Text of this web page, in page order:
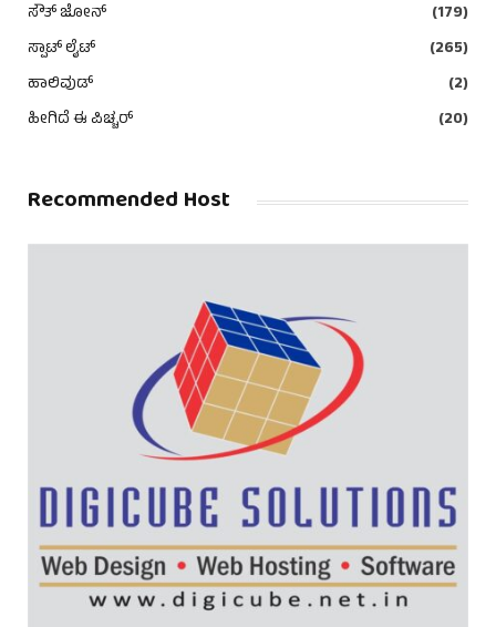
ಸೌತ್ ಜೋನ್
(179)
ಸ್ಪಾಟ್ ಲೈಟ್
(265)
ಹಾಲಿವುಡ್
(2)
ಹೀಗಿದೆ ಈ ಪಿಚ್ಚರ್
(20)
Recommended Host